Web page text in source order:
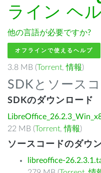
ライン ヘ
他の言語が必要ですか?
オフラインで使えるヘルプ
3.8 MB (Torrent,情報)
SDKとソース
SDKのダウンロード
22 MB (Torrent,情報)
ソースコードのダウ
libreoffice-